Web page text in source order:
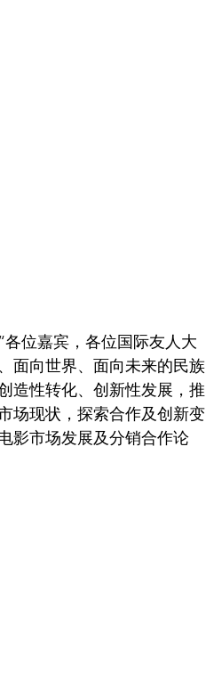
位嘉宾，各位国际友人大
面向世界、面向未来的民族
造性转化、创新性发展，推
场现状，探索合作及创新变
影市场发展及分销合作论